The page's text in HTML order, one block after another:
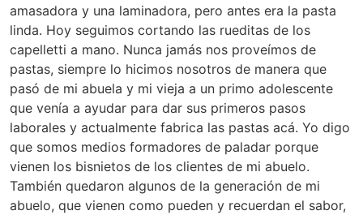
amasadora y una laminadora, pero antes era la pasta
linda. Hoy seguimos cortando las rueditas de los
capelletti a mano. Nunca jamás nos proveímos de
pastas, siempre lo hicimos nosotros de manera que
pasó de mi abuela y mi vieja a un primo adolescente
que venía a ayudar para dar sus primeros pasos
laborales y actualmente fabrica las pastas acá. Yo digo
que somos medios formadores de paladar porque
vienen los bisnietos de los clientes de mi abuelo.
También quedaron algunos de la generación de mi
abuelo, que vienen como pueden y recuerdan el sabor,